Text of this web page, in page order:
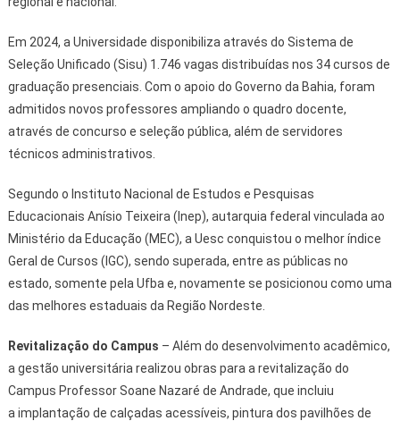
Em 2024, a Universidade disponibiliza através do Sistema de
Seleção Unificado (Sisu) 1.746 vagas distribuídas nos 34 cursos de
graduação presenciais. Com o apoio do Governo da Bahia, foram
admitidos novos professores ampliando o quadro docente,
através de concurso e seleção pública, além de servidores
técnicos administrativos.
Segundo o Instituto Nacional de Estudos e Pesquisas
Educacionais Anísio Teixeira (Inep), autarquia federal vinculada ao
Ministério da Educação (MEC), a Uesc conquistou o melhor índice
Geral de Cursos (IGC), sendo superada, entre as públicas no
estado, somente pela Ufba e, novamente se posicionou como uma
das melhores estaduais da Região Nordeste.
Revitalização do Campus – Além do desenvolvimento acadêmico,
a gestão universitária realizou obras para a revitalização do
Campus Professor Soane Nazaré de Andrade, que incluiu
a implantação de calçadas acessíveis, pintura dos pavilhões de